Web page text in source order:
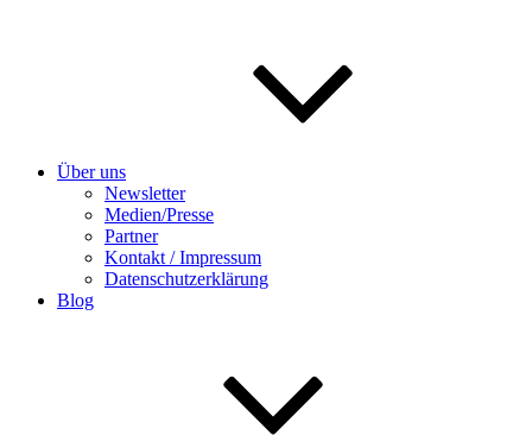
Über uns
Newsletter
Medien/Presse
Partner
Kontakt / Impressum
Datenschutzerklärung
Blog